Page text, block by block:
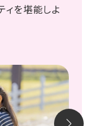
ィを堪能しよ